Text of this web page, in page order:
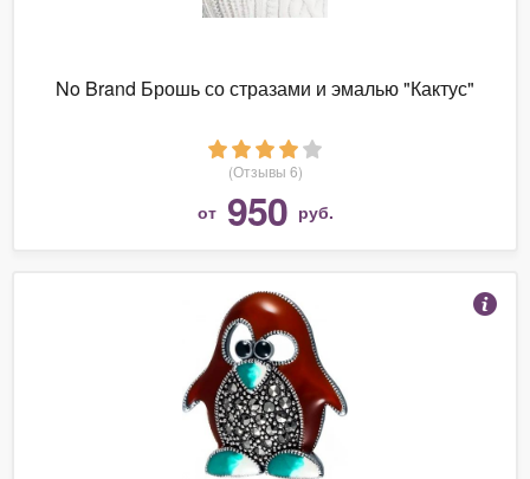
No Brand Брошь со стразами и эмалью "Кактус"
(Отзывы 6)
от 950 руб.